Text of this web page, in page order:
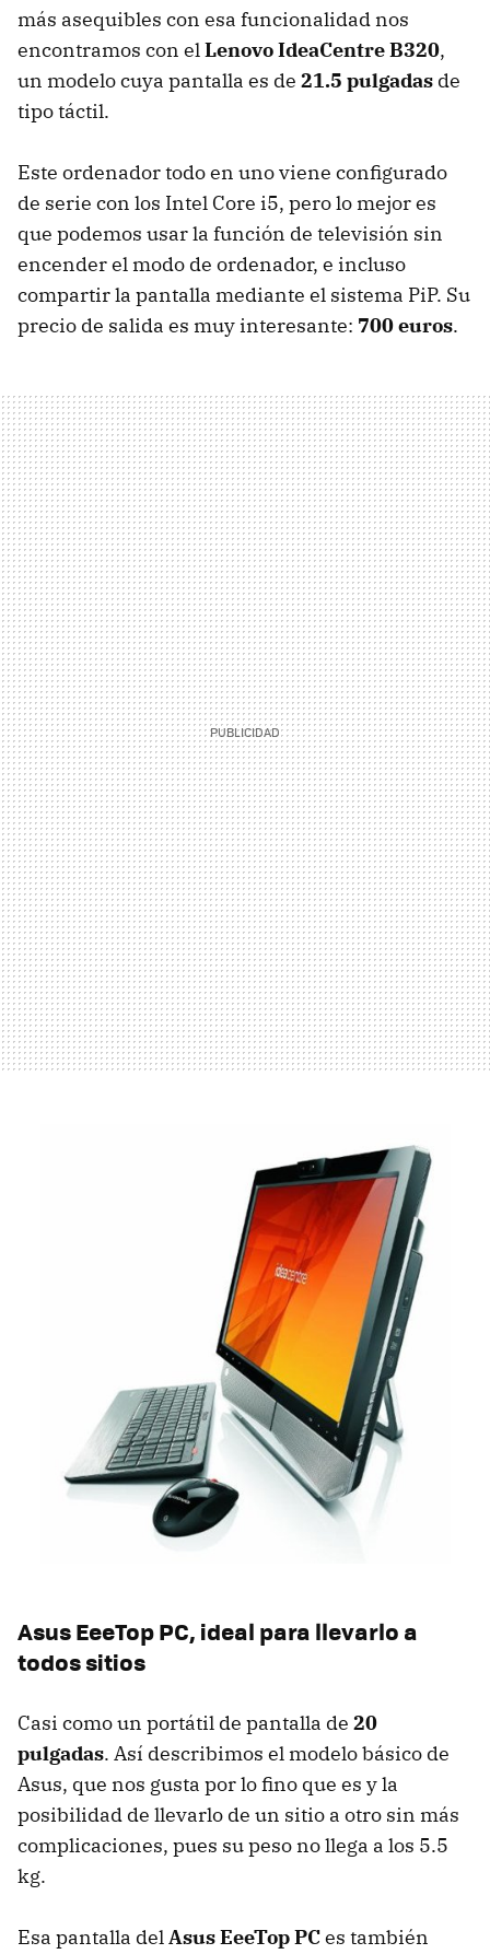
más asequibles con esa funcionalidad nos
encontramos con elLenovo IdeaCentre B320,
un modelo cuya pantalla es de 21.5 pulgadas de
tipo táctil.
Este ordenador todo en uno viene configurado
de serie con los Intel Core i5, pero lo mejor es
que podemos usar la función de televisión sin
encender el modo de ordenador, e incluso
compartir la pantalla mediante el sistema PiP. Su
precio de salida es muy interesante: 700 euros.
Asus EeeTop PC, ideal para llevarlo a
todos sitios
Casi como un portátil de pantalla de 20
pulgadas. Así describimos el modelo básico de
Asus, que nos gusta por lo fino que es y la
posibilidad de llevarlo de un sitio a otro sin más
complicaciones, pues su peso no llega a los 5.5
kg.
Esa pantalla delAsus EeeTop PCes también